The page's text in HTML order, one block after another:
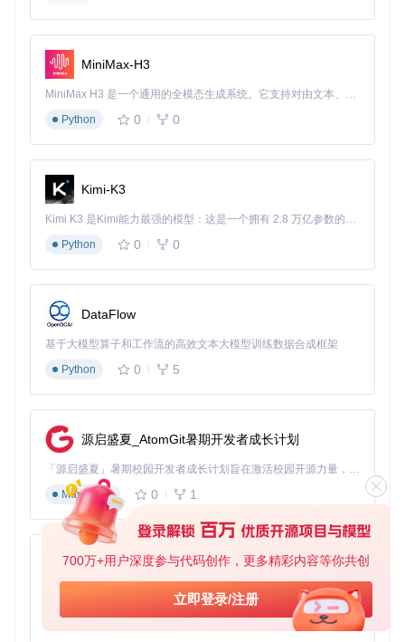
700万+用户深度参与代码创作，更多精彩内容等你共创
立即登录/注册
实时预览：搜索结果即时显示歌词片段，帮助快速确认目标
多任务并行引擎：批量处理提升效率300%
多任务并行引擎是提升效率的关键，它彻底改变了传统单线程
量获取与处理。无论是整个文件夹的音乐文件扫描，还是歌单
的批量下载，都能以最高效的方式完成，大幅节省等待时间。
核心技术点：
文件夹深度扫描：自动识别本地音乐文件，智能匹配元数据
任务优先级调度：重要任务优先处理，资源利用率最大化
断点续传：支持任务中断后继续，避免重复操作
多格式输出：同时支持LRC和SRT格式，满足不同场景需求
定制中心：打造个性化歌词体验
定制中心赋予用户充分的自主权，通过丰富的设置选项，让歌
词呈现方式完全符合个人习惯。无论是输出格式、命名规则，
实现"我的歌词我做主"。
核心技术点：
自定义命名规则：支持多种变量组合，如{歌手}-{歌曲名}-
{专辑}
翻译引擎选择：内置百度翻译和彩云翻译，支持多语言互译
时间戳格式调整：可精确到毫秒级，适应不同播放器需求
编码方式设置：支持UTF-8、GBK等多种编码，解决乱码问
MiniMax-H3
MiniMax H3 是一个通用的全模态生成系统。它支持对由文本、图像、视频和音频组成的多模态上下文进行统一理解，并能生成分辨率高达 2K、时长可达 15 秒的带原生立体声音频的视频。得益于面向任务泛化的系统设计，H3 在预训练阶段就已具备广泛的多模态上下文理解与生成能力，能够出色地执行复杂的多模态指令。
Python
0 0
Kimi-K3
Kimi K3 是Kimi能力最强的模型：这是一个拥有 2.8 万亿参数的混合专家（MoE）模型，具备原生视觉理解能力，并支持 100 万 token 的上下文窗口。
Python
0 0
DataFlow
基于大模型算子和工作流的高效文本大模型训练数据合成框架
Python
0 5
源启盛夏_AtomGit暑期开发者成长计划
「源启盛夏」暑期校园开发者成长计划旨在激活校园开源力量，通过积分激励、认证扶持、资源倾斜等形式，引导高校组织和开发者完成「入驻 — 建项目 — 做贡献 — 获认证 — 得资源」的完整闭环。无论你是想带领社团入驻平台的组织者，还是希望用代码贡献证明自己的开发者，都能在这里找到属于你的成长路径。
Markdown
0 1
py-xiaozhi
基于Python的Xiaozhi AI，适用于想要完整Xiaozhi体验而无需拥有专用硬件的用户。
Python
0 1